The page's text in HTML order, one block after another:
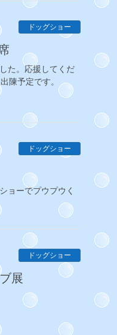
ドッグショー
た。応援してくだ
陳予定です。
ドッグショー
ョーでプウプウく
ドッグショー
展